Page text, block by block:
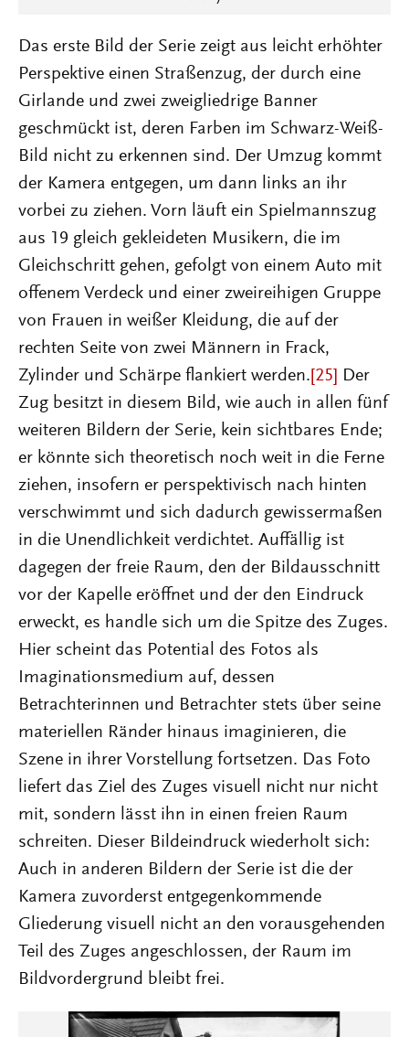
Das erste Bild der Serie zeigt aus leicht erhöhter
Perspektive einen Straßenzug, der durch eine
Girlande und zwei zweigliedrige Banner
geschmückt ist, deren Farben im Schwarz-Weiß-
Bild nicht zu erkennen sind. Der Umzug kommt
der Kamera entgegen, um dann links an ihr
vorbei zu ziehen. Vorn läuft ein Spielmannszug
aus 19 gleich gekleideten Musikern, die im
Gleichschritt gehen, gefolgt von einem Auto mit
offenem Verdeck und einer zweireihigen Gruppe
von Frauen in weißer Kleidung, die auf der
rechten Seite von zwei Männern in Frack,
Zylinder und Schärpe flankiert werden. [25]
Der
Zug besitzt in diesem Bild, wie auch in allen fünf
weiteren Bildern der Serie, kein sichtbares Ende;
er könnte sich theoretisch noch weit in die Ferne
ziehen, insofern er perspektivisch nach hinten
verschwimmt und sich dadurch gewissermaßen
in die Unendlichkeit verdichtet. Auffällig ist
dagegen der freie Raum, den der Bildausschnitt
vor der Kapelle eröffnet und der den Eindruck
erweckt, es handle sich um die Spitze des Zuges.
Hier scheint das Potential des Fotos als
Imaginationsmedium auf, dessen
Betrachterinnen und Betrachter stets über seine
materiellen Ränder hinaus imaginieren, die
Szene in ihrer Vorstellung fortsetzen. Das Foto
liefert das Ziel des Zuges visuell nicht nur nicht
mit, sondern lässt ihn in einen freien Raum
schreiten. Dieser Bildeindruck wiederholt sich:
Auch in anderen Bildern der Serie ist die der
Kamera zuvorderst entgegenkommende
Gliederung visuell nicht an den vorausgehenden
Teil des Zuges angeschlossen, der Raum im
Bildvordergrund bleibt frei.